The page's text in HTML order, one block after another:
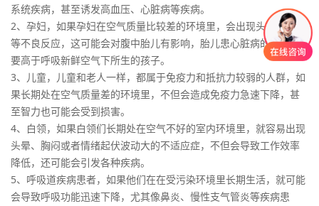
系统疾病，甚至诱发高血压、心脏病等疾病。
2、孕妇，如果孕妇在空气质量比较差的环境里，会出现头晕、出汗
等不良反应，这可能会对腹中胎儿有影响，胎儿患心脏病的可能性
要高于呼吸新鲜空气下所生的孩子。
3、儿童，儿童和老人一样，都属于免疫力和抵抗力较弱的人群，如
果长期处在空气质量差的环境里，不但会造成免疫力急速下降，甚
至智力也可能会受到损害。
4、白领，如果白领们长期处在空气不好的室内环境里，就容易出现
头晕、胸闷或者情绪起伏波动大的不适应症，不但会导致工作效率
降低，还可能会引发各种疾病。
5、呼吸道疾病患者，如果他们在在受污染环境里长期生活，就可能
会导致呼吸功能迅速下降，尤其像鼻炎、慢性支气管炎等疾病患